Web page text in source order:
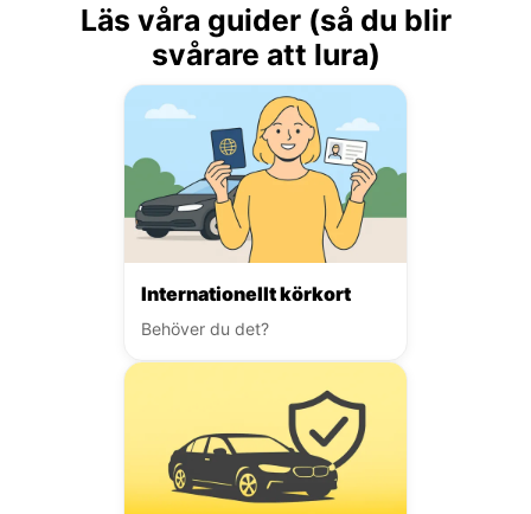
Läs våra guider (så du blir
svårare att lura)
Internationellt körkort
Behöver du det?